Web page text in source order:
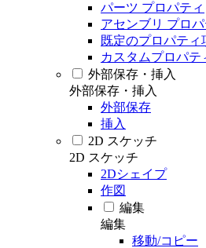
パーツ プロパティ
アセンブリ プロパ
既定のプロパティ
カスタムプロパテ
外部保存・挿入
外部保存・挿入
外部保存
挿入
2D スケッチ
2D スケッチ
2Dシェイプ
作図
編集
編集
移動/コピー